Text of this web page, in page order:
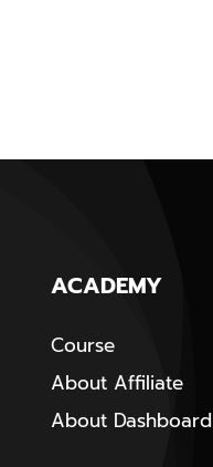
ACADEMY
Course
About Affiliate
About Dashboard